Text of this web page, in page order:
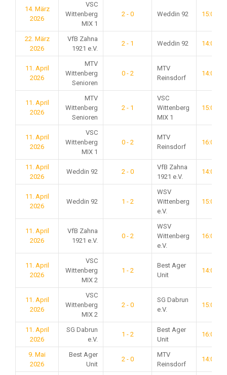
14. März
2026
VSC
Wittenberg
MIX 1
2 - 0 Weddin 92 15:00
22. März
2026
VfB Zahna
1921 e.V.
2 - 1 Weddin 92 14:00
11. April
2026
MTV
Wittenberg
Senioren
0 - 2
MTV
Reinsdorf
14:00
11. April
2026
MTV
Wittenberg
Senioren
2 - 1
VSC
Wittenberg
MIX 1
15:00
11. April
2026
VSC
Wittenberg
MIX 1
0 - 2
MTV
Reinsdorf
16:00
11. April
2026
Weddin 92 2 - 0
VfB Zahna
1921 e.V.
14:00
11. April
2026
Weddin 92 1 - 2
WSV
Wittenberg
e.V.
15:00
11. April
2026
VfB Zahna
1921 e.V.
0 - 2
WSV
Wittenberg
e.V.
16:00
11. April
2026
VSC
Wittenberg
MIX 2
1 - 2
Best Ager
Unit
14:00
11. April
2026
VSC
Wittenberg
MIX 2
2 - 0
SG Dabrun
e.V.
15:00
11. April
2026
SG Dabrun
e.V.
1 - 2
Best Ager
Unit
16:00
9. Mai
2026
Best Ager
Unit
2 - 0
MTV
Reinsdorf
14:00